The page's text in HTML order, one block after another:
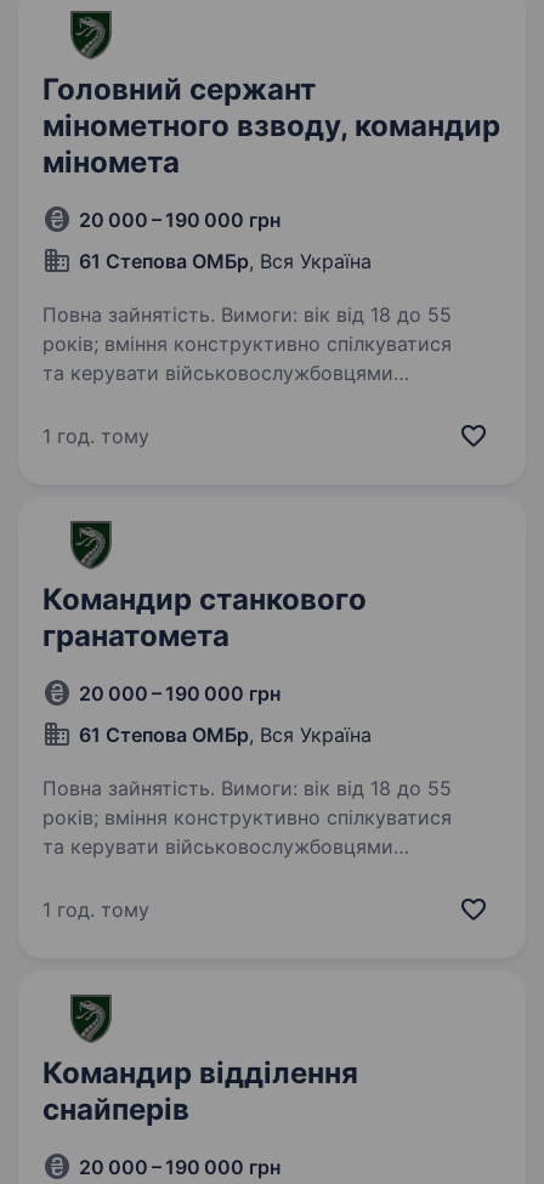
Головний сержант
мінометного взводу, командир
міномета
20 000 – 190 000 грн
61 Степова ОМБр, Вся Україна
Повна зайнятість. Вимоги: вік від 18 до 55
років; вміння конструктивно спілкуватися
та керувати військовослужбовцями
знання тактики та стратегії ведення бойових
1 год. тому
Командир станкового
гранатомета
20 000 – 190 000 грн
61 Степова ОМБр, Вся Україна
Повна зайнятість. Вимоги: вік від 18 до 55
років; вміння конструктивно спілкуватися
та керувати військовослужбовцями
знання тактики та стратегії ведення бойових
1 год. тому
Командир відділення
снайперів
20 000 – 190 000 грн